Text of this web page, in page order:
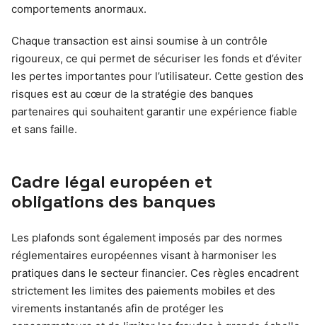
comportements anormaux.
Chaque transaction est ainsi soumise à un contrôle
rigoureux, ce qui permet de sécuriser les fonds et d’éviter
les pertes importantes pour l’utilisateur. Cette gestion des
risques est au cœur de la stratégie des banques
partenaires qui souhaitent garantir une expérience fiable
et sans faille.
Cadre légal européen et
obligations des banques
Les plafonds sont également imposés par des normes
réglementaires européennes visant à harmoniser les
pratiques dans le secteur financier. Ces règles encadrent
strictement les limites des paiements mobiles et des
virements instantanés afin de protéger les